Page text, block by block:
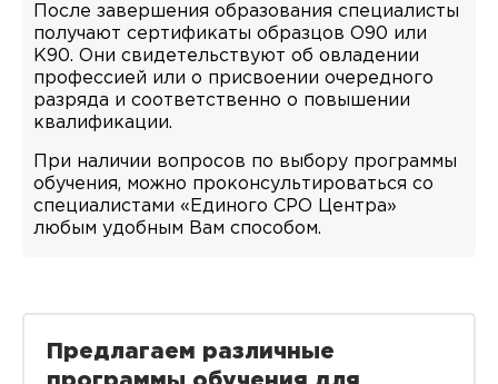
После завершения образования специалисты
получают сертификаты образцов O90 или
K90. Они свидетельствуют об овладении
профессией или о присвоении очередного
разряда и соответственно о повышении
квалификации.
При наличии вопросов по выбору программы
обучения, можно проконсультироваться со
специалистами «Единого СРО Центра»
любым удобным Вам способом.
Предлагаем различные